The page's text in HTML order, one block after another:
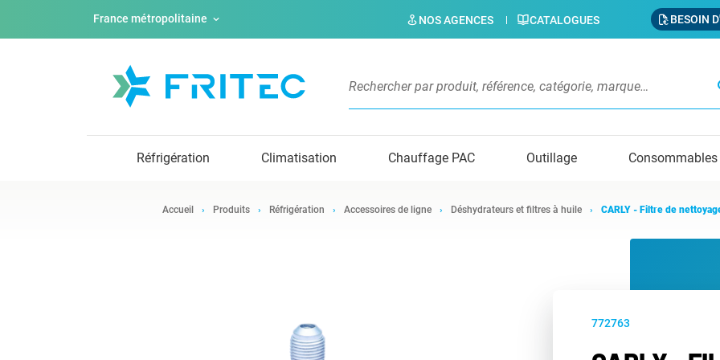
France métropolitaine NOS AGENCES CATALOGUES BESOIN
Réfrigération Climatisation Chauffage PAC Outillage Consommables
Accueil Produits Réfrigération Accessoires de ligne Déshydrateurs et filtres à huile CARLY - Filtre de
772763